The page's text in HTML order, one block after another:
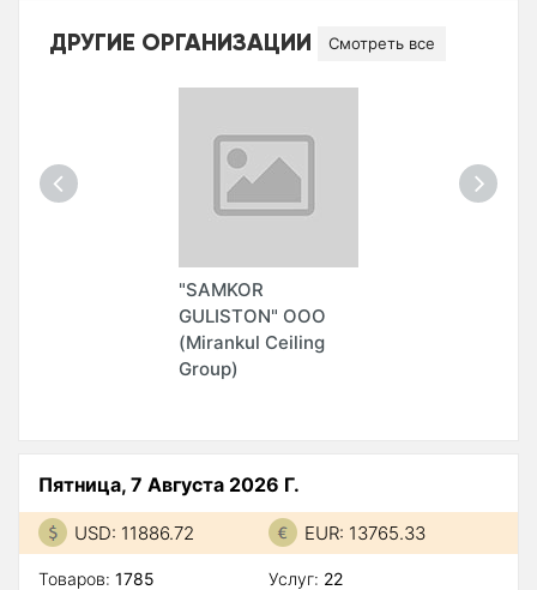
ДРУГИЕ ОРГАНИЗАЦИИ Смотреть все
"SAMKOR
GULISTON" ООО
(Mirankul Ceiling
Group)
Пятница, 7 Августа 2026 Г.
USD: 11886.72 EUR: 13765.33
Товаров: 1785 Услуг: 22